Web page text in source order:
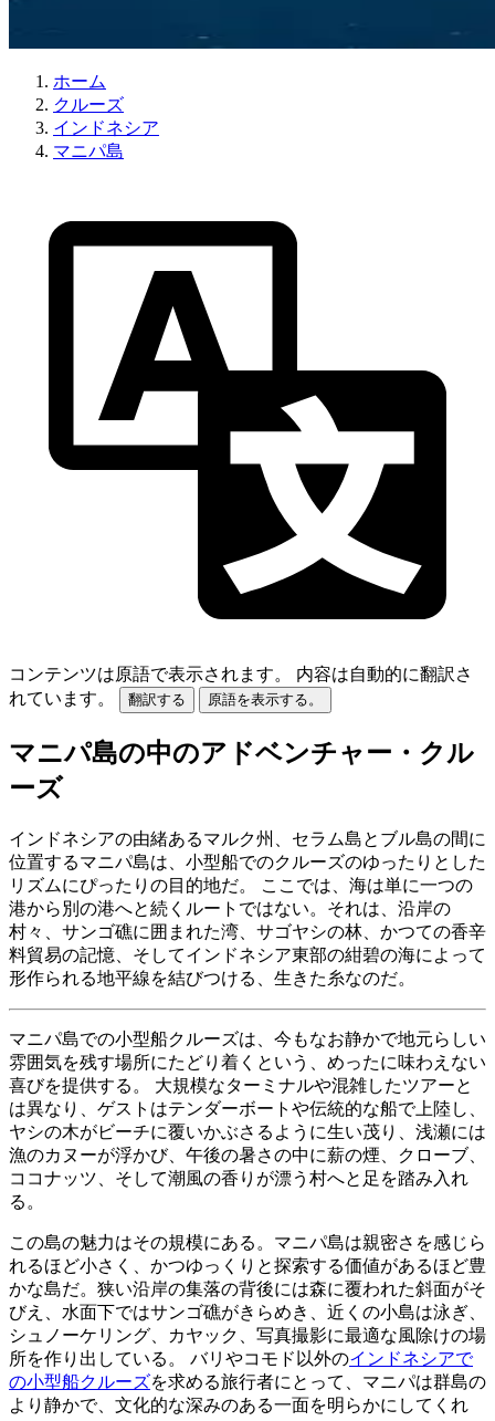
ホーム
クルーズ
インドネシア
マニパ島
コンテンツは原語で表示されます。
内容は自動的に翻訳さ
れています。
翻訳する 原語を表示する。
マニパ島の中のアドベンチャー・クル
ーズ
インドネシアの由緒あるマルク州、セラム島とブル島の間に
位置するマニパ島は、小型船でのクルーズのゆったりとした
リズムにぴったりの目的地だ。 ここでは、海は単に一つの
港から別の港へと続くルートではない。それは、沿岸の
村々、サンゴ礁に囲まれた湾、サゴヤシの林、かつての香辛
料貿易の記憶、そしてインドネシア東部の紺碧の海によって
形作られる地平線を結びつける、生きた糸なのだ。
マニパ島での小型船クルーズは、今もなお静かで地元らしい
雰囲気を残す場所にたどり着くという、めったに味わえない
喜びを提供する。 大規模なターミナルや混雑したツアーと
は異なり、ゲストはテンダーボートや伝統的な船で上陸し、
ヤシの木がビーチに覆いかぶさるように生い茂り、浅瀬には
漁のカヌーが浮かび、午後の暑さの中に薪の煙、クローブ、
ココナッツ、そして潮風の香りが漂う村へと足を踏み入れ
る。
この島の魅力はその規模にある。マニパ島は親密さを感じら
れるほど小さく、かつゆっくりと探索する価値があるほど豊
かな島だ。狭い沿岸の集落の背後には森に覆われた斜面がそ
びえ、水面下ではサンゴ礁がきらめき、近くの小島は泳ぎ、
シュノーケリング、カヤック、写真撮影に最適な風除けの場
所を作り出している。 バリやコモド以外のインドネシアで
の小型船クルーズを求める旅行者にとって、マニパは群島の
より静かで、文化的な深みのある一面を明らかにしてくれ